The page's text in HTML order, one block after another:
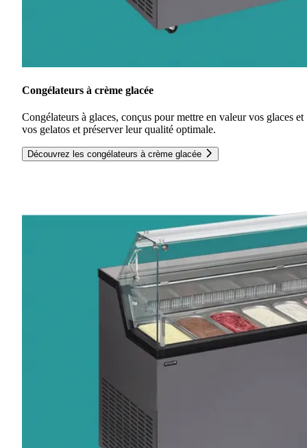
Congélateurs à crème glacée
Congélateurs à glaces, conçus pour mettre en valeur vos glaces et
vos gelatos et préserver leur qualité optimale.
Découvrez les congélateurs à crème glacée